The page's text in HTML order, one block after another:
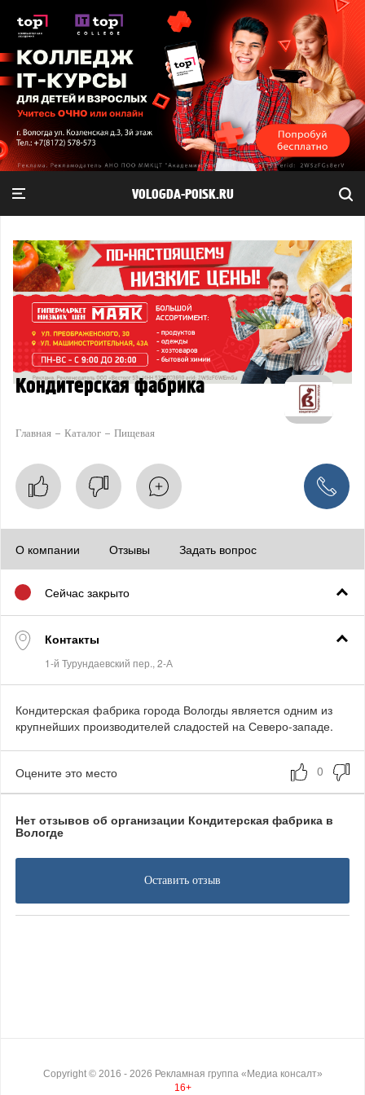
VOLOGDA-POISK.RU
Кондитерская фабрика
Главная Каталог Пищевая
О компании Отзывы Задать вопрос
Сейчас закрыто
Контакты
Кондитерская фабрика города Вологды является одним из
крупнейших производителей сладостей на Северо-западе.
Оцените это место
Нет отзывов об организации Кондитерская фабрика в
Вологде
Оставить отзыв
Copyright © 2016 - 2026 Рекламная группа «Медиа консалт»
16+